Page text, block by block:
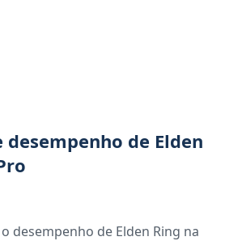
desempenho de Elden
desempenho de Elden Ring na